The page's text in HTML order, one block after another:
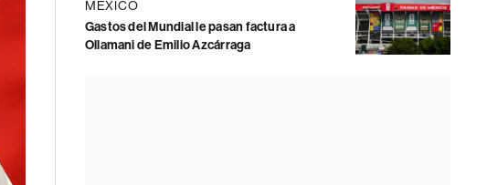
MÉXICO
Gastos del Mundial le pasan factura a
Ollamani de Emilio Azcárraga